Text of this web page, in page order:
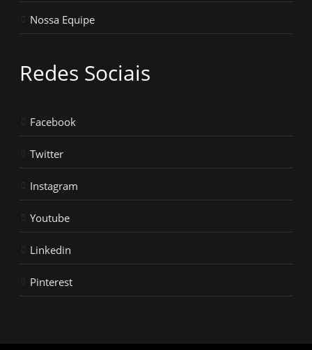
Nossa Equipe
Redes Sociais
Facebook
Twitter
Instagram
Youtube
Linkedin
Pinterest